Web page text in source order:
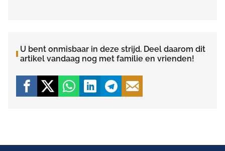
U bent onmisbaar in deze strijd. Deel daarom dit
artikel vandaag nog met familie en vrienden!